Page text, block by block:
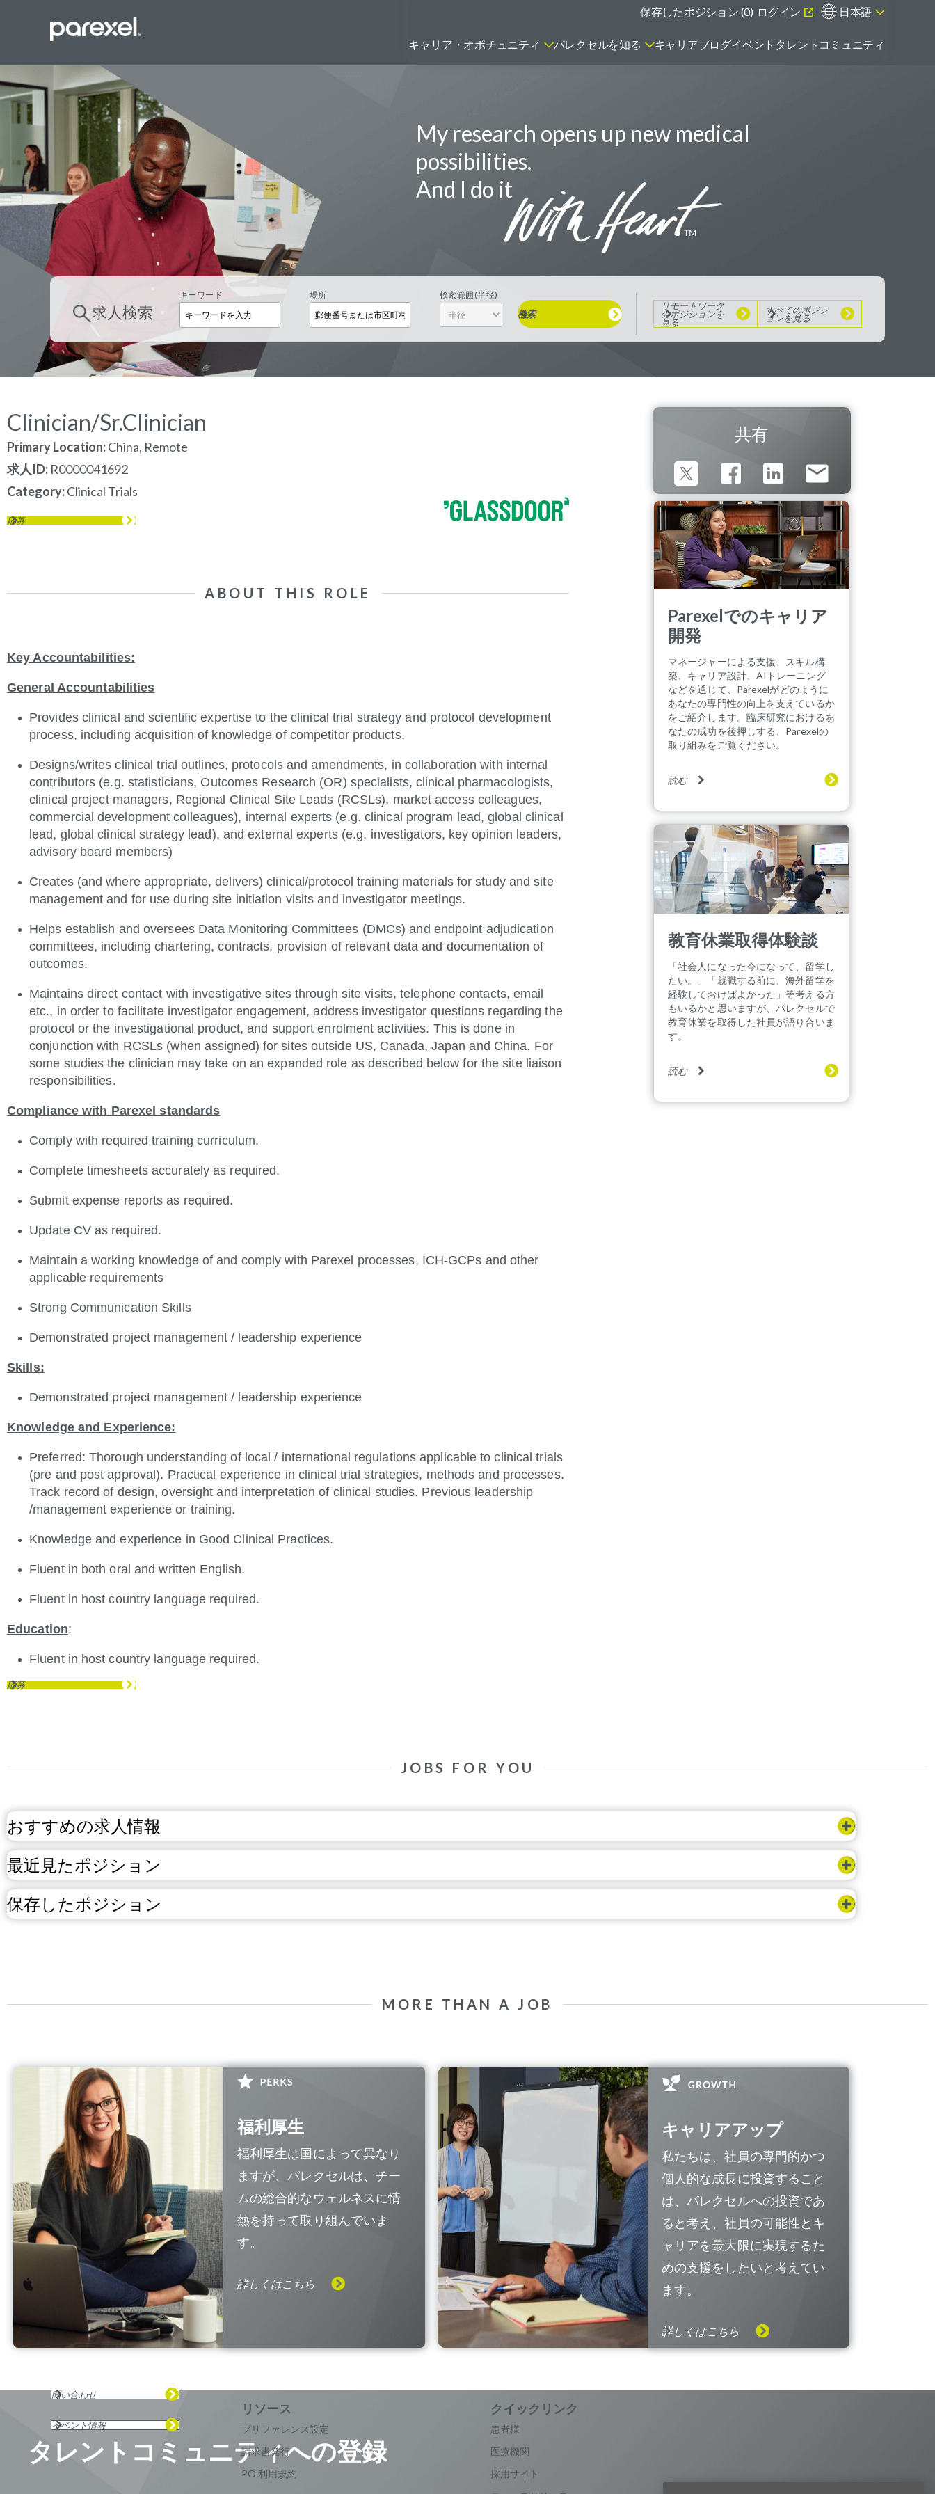
日本語
ログイン
保存したポジション (0)
キャリア・オポチュニティ
データーマネージャー
プロジェクトリーダー
レギュラトリーコンサルタント
SASプログラマー
FSPのポジションを見る
バイオテック関連のポジションを
エマージング・タレントとは
見る
パレクセルを知る キャリアブログイベント タレントコミュニティ
My research opens up new medical
possibilities.
And I do it
求人検索
キーワード 場所 検索範囲(半径)
検索
リモートワーク
のポジションを
見る
すべてのポジシ
ョンを見る
Clinician/Sr.Clinician
Primary Location:China, Remote
求人ID R0000041692
Category Clinical Trials
応募
ABOUT THIS ROLE
Key Accountabilities:
General Accountabilities
Provides clinical and scientific expertise to the clinical trial strategy and protocol development
process, including acquisition of knowledge of competitor products.
Designs/writes clinical trial outlines, protocols and amendments, in collaboration with internal
contributors (e.g. statisticians, Outcomes Research (OR) specialists, clinical pharmacologists,
clinical project managers, Regional Clinical Site Leads (RCSLs), market access colleagues,
commercial development colleagues), internal experts (e.g. clinical program lead, global clinical
lead, global clinical strategy lead), and external experts (e.g. investigators, key opinion leaders,
advisory board members)
Creates (and where appropriate, delivers) clinical/protocol training materials for study and site
management and for use during site initiation visits and investigator meetings.
Helps establish and oversees Data Monitoring Committees (DMCs) and endpoint adjudication
committees, including chartering, contracts, provision of relevant data and documentation of
outcomes.
Maintains direct contact with investigative sites through site visits, telephone contacts, email
etc., in order to facilitate investigator engagement, address investigator questions regarding the
protocol or the investigational product, and support enrolment activities. This is done in
conjunction with RCSLs (when assigned) for sites outside US, Canada, Japan and China. For
some studies the clinician may take on an expanded role as described below for the site liaison
responsibilities.
Compliance with Parexel standards
Comply with required training curriculum.
Complete timesheets accurately as required.
Submit expense reports as required.
Update CV as required.
Maintain a working knowledge of and comply with Parexel processes, ICH-GCPs and other
applicable requirements
Strong Communication Skills
Demonstrated project management / leadership experience
Skills:
Demonstrated project management / leadership experience
Knowledge and Experience:
Preferred: Thorough understanding of local / international regulations applicable to clinical trials
(pre and post approval). Practical experience in clinical trial strategies, methods and processes.
Track record of design, oversight and interpretation of clinical studies. Previous leadership
/management experience or training.
Knowledge and experience in Good Clinical Practices.
Fluent in both oral and written English.
Fluent in host country language required.
Education:
Fluent in host country language required.
応募
共有
Parexelでのキャリア
開発
マネージャーによる支援、スキル構
築、キャリア設計、AIトレーニング
などを通じて、Parexelがどのように
あなたの専門性の向上を支えているか
をご紹介します。臨床研究におけるあ
なたの成功を後押しする、Parexelの
取り組みをご覧ください。
読む
教育休業取得体験談
「社会人になった今になって、留学し
たい。」「就職する前に、海外留学を
経験しておけばよかった」等考える方
もいるかと思いますが、パレクセルで
教育休業を取得した社員が語り合いま
す。
読む
JOBS FOR YOU
おすすめの求人情報
最近見たポジション
保存したポジション
MORE THAN A JOB
福利厚生
福利厚生は国によって異なり
ますが、パレクセルは、チー
ムの総合的なウェルネスに情
熱を持って取り組んでいま
す。
詳しくはこちら
キャリアアップ
私たちは、社員の専門的かつ
個人的な成長に投資すること
は、パレクセルへの投資であ
ると考え、社員の可能性とキ
ャリアを最大限に実現するた
めの支援をしたいと考えてい
ます。
詳しくはこちら
タレントコミュニティへの登録
問い合わせ
イベント情報
プリファレンス設定
請求書発行
PO 利用規約
患者様
医療機関
採用サイト